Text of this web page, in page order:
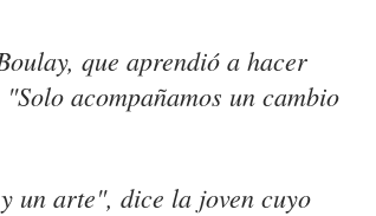
que aprendió a hacer
acompañamos un cambio
un arte", dice la joven cuyo